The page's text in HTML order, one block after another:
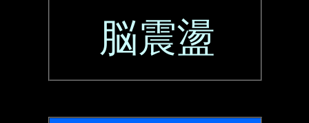
脳震盪